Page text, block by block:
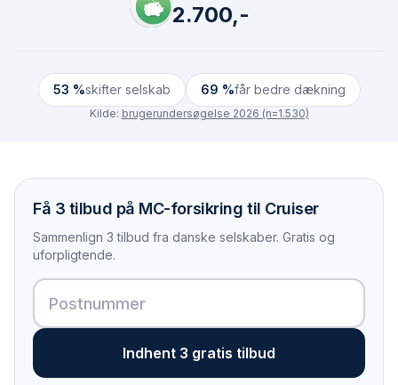
2.700,-
53 %skifter selskab 69 %får bedre dækning
Kilde: brugerundersøgelse 2026 (n=1.530)
Få 3 tilbud på MC-forsikring til Cruiser
Sammenlign 3 tilbud fra danske selskaber. Gratis og
uforpligtende.
Indhent 3 gratis tilbud